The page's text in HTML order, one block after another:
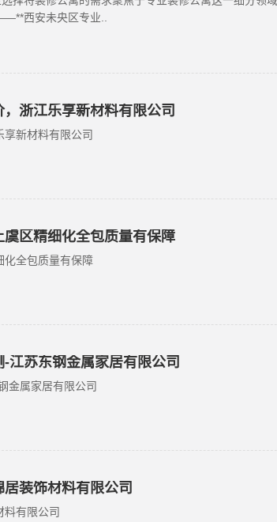
西安未央区专业..
浙江乐享新材料有限公司
享新材料有限公司
区精细化全包质量有保障
全包质量有保障
江苏东钢金属家居有限公司
金属家居有限公司
装饰材料有限公司
料有限公司